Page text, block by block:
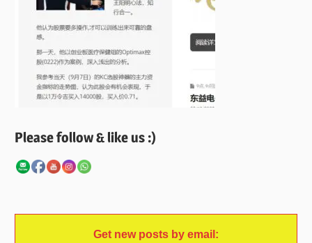
Please follow & like us :)
Get new posts by email: